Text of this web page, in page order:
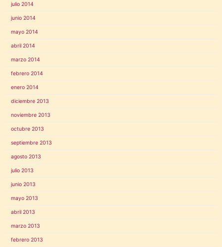
julio 2014
junio 2014
mayo 2014
abril 2014
marzo 2014
febrero 2014
enero 2014
diciembre 2013
noviembre 2013
octubre 2013
septiembre 2013
agosto 2013
julio 2013
junio 2013
mayo 2013
abril 2013
marzo 2013
febrero 2013